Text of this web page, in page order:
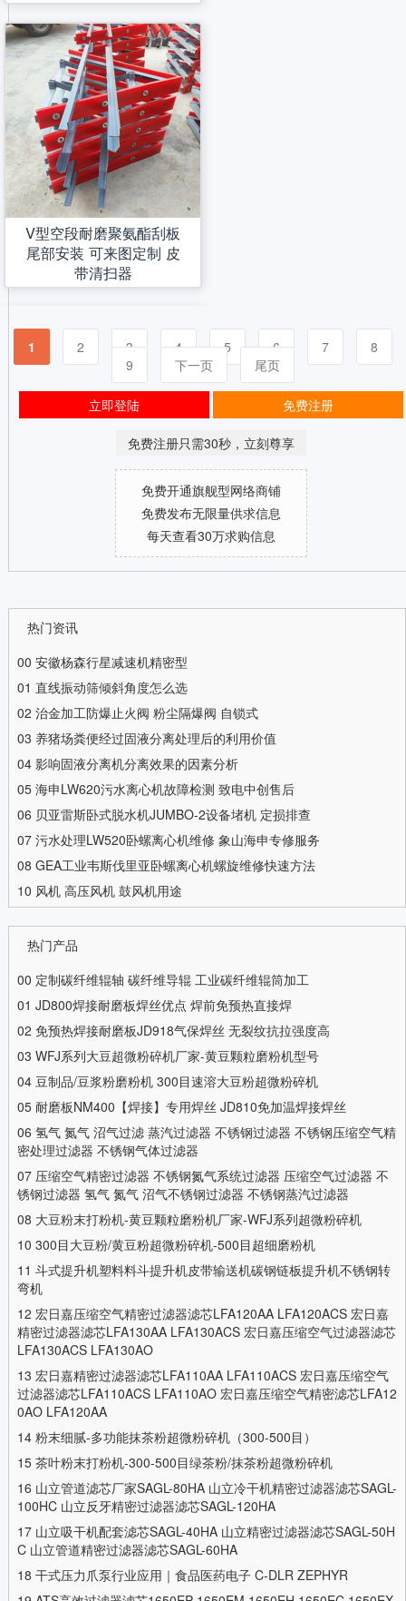
V型空段耐磨聚氨酯刮板
尾部安装 可来图定制 皮
带清扫器
1 2 3 4 5 6 7
8
9
下一页 尾页
立即登陆 免费注册
免费注册只需30秒，立刻尊享
免费开通旗舰型网络商铺
免费发布无限量供求信息
每天查看30万求购信息
热门资讯
00 安徽杨森行星减速机精密型
01 直线振动筛倾斜角度怎么选
02 治金加工防爆止火阀 粉尘隔爆阀 自锁式
03 养猪场粪便经过固液分离处理后的利用价值
04 影响固液分离机分离效果的因素分析
05 海申LW620污水离心机故障检测 致电中创售后
06 贝亚雷斯卧式脱水机JUMBO-2设备堵机 定损排查
07 污水处理LW520卧螺离心机维修 象山海申专修服务
08 GEA工业韦斯伐里亚卧螺离心机螺旋维修快速方法
10 风机 高压风机 鼓风机用途
热门产品
00 定制碳纤维辊轴 碳纤维导辊 工业碳纤维辊筒加工
01 JD800焊接耐磨板焊丝优点 焊前免预热直接焊
02 免预热焊接耐磨板JD918气保焊丝 无裂纹抗拉强度高
03 WFJ系列大豆超微粉碎机厂家-黄豆颗粒磨粉机型号
04 豆制品/豆浆粉磨粉机 300目速溶大豆粉超微粉碎机
05 耐磨板NM400【焊接】专用焊丝 JD810免加温焊接焊丝
06 氢气 氮气 沼气过滤 蒸汽过滤器 不锈钢过滤器 不锈钢压缩空气精
密处理过滤器 不锈钢气体过滤器
07 压缩空气精密过滤器 不锈钢氮气系统过滤器 压缩空气过滤器 不
锈钢过滤器 氢气 氮气 沼气不锈钢过滤器 不锈钢蒸汽过滤器
08 大豆粉末打粉机-黄豆颗粒磨粉机厂家-WFJ系列超微粉碎机
10 300目大豆粉/黄豆粉超微粉碎机-500目超细磨粉机
11 斗式提升机塑料料斗提升机皮带输送机碳钢链板提升机不锈钢转
弯机
12 宏日嘉压缩空气精密过滤器滤芯LFA120AA LFA120ACS 宏日嘉
精密过滤器滤芯LFA130AA LFA130ACS 宏日嘉压缩空气过滤器滤芯
LFA130ACS LFA130AO
13 宏日嘉精密过滤器滤芯LFA110AA LFA110ACS 宏日嘉压缩空气
过滤器滤芯LFA110ACS LFA110AO 宏日嘉压缩空气精密滤芯LFA12
0AO LFA120AA
14 粉末细腻-多功能抹茶粉超微粉碎机（300-500目）
15 茶叶粉末打粉机-300-500目绿茶粉/抹茶粉超微粉碎机
16 山立管道滤芯厂家SAGL-80HA 山立冷干机精密过滤器滤芯SAGL-
100HC 山立反牙精密过滤器滤芯SAGL-120HA
17 山立吸干机配套滤芯SAGL-40HA 山立精密过滤器滤芯SAGL-50H
C 山立管道精密过滤器滤芯SAGL-60HA
18 干式压力爪泵行业应用｜食品医药电子 C-DLR ZEPHYR